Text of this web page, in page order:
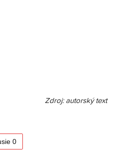
Zdroj: autorský text
0